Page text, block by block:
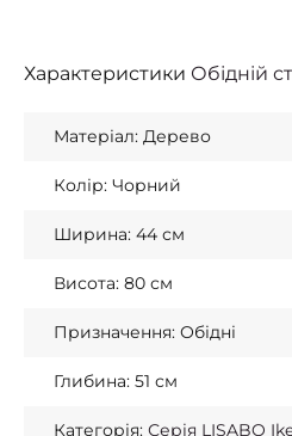
Характеристики Обідній
Матеріал: Дерево
Колір: Чорний
Ширина: 44 см
Висота: 80 см
Призначення: Обідні
Глибина: 51 см
Категорія: Серія LISABO